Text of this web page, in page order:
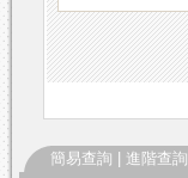
簡易查詢 進階查詢